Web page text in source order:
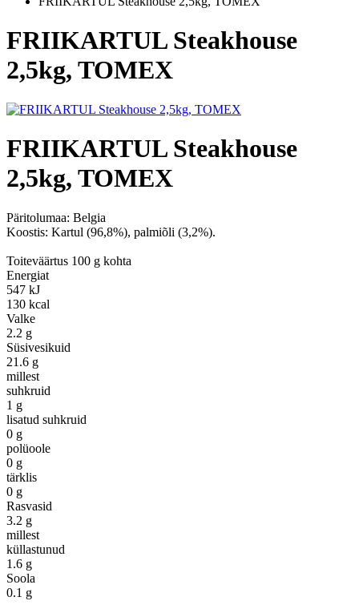
FRIIKARTUL Steakhouse
2,5kg, TOMEX
FRIIKARTUL Steakhouse
2,5kg, TOMEX
Päritolumaa: Belgia
Koostis: Kartul (96,8%), palmiõli (3,2%).
Toiteväärtus 100 g kohta
Energiat
547 kJ
130 kcal
Valke
2.2 g
Süsivesikuid
21.6 g
millest
suhkruid
1 g
lisatud suhkruid
0 g
polüoole
0 g
tärklis
0 g
Rasvasid
3.2 g
millest
küllastunud
1.6 g
Soola
0.1 g